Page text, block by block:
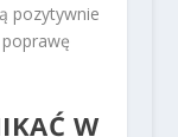
pozytywnie
W